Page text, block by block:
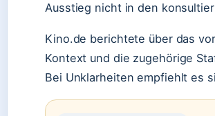
Ausstieg nicht in den
Kino.de berichtete über das
Kontext und die zugehörige
Bei Unklarheiten empfiehlt es